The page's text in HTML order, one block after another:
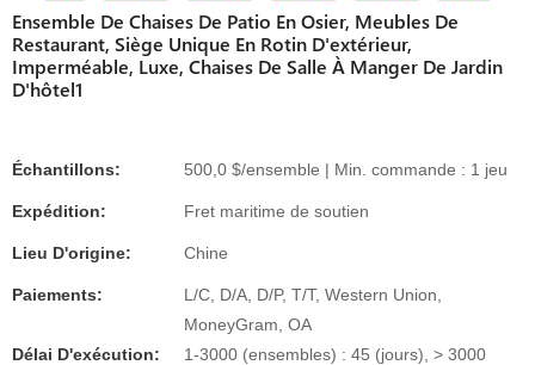
Ensemble De Chaises De Patio En Osier, Meubles De
Restaurant, Siège Unique En Rotin D'extérieur,
Imperméable, Luxe, Chaises De Salle À Manger De Jardin
D'hôtel1
Échantillons: 500,0 $/ensemble | Min. commande : 1 jeu
Expédition: Fret maritime de soutien
Lieu D'origine: Chine
Paiements:
L/C, D/A, D/P, T/T, Western Union,
MoneyGram, OA
Délai D'exécution:
1-3000 (ensembles) : 45 (jours), > 3000